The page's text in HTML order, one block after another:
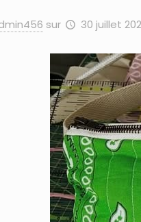
sur 30 juillet